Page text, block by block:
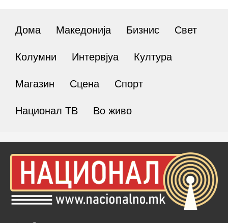
Дома Македонија Бизнис Свет
Колумни Интервјуа Култура
Магазин Сцена Спорт
Национал ТВ Во живо